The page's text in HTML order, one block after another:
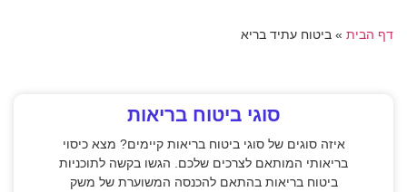
דף הבית » ביטוח עתיד בריא
סוגי ביטוח בריאות
איזה סוגים של סוגי ביטוח בריאות קיימים? מצא כיסוי
בריאותי המותאם לצרכים שלכם. הגשו בקשה לתוכניות
ביטוח בריאות בהתאם להכנסה המשוערת של משק